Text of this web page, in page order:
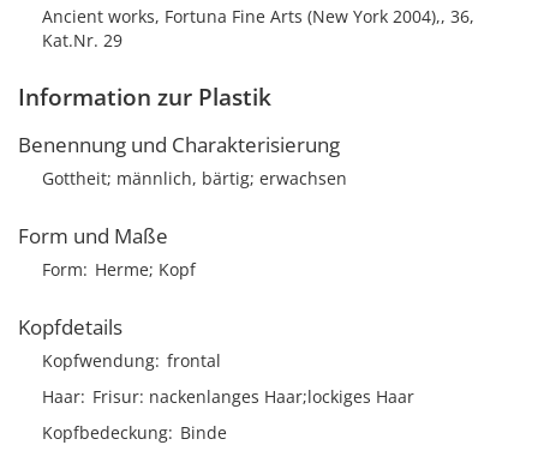
Ancient works, Fortuna Fine Arts (New York 2004),, 36,
Kat.Nr. 29
Information zur Plastik
Benennung und Charakterisierung
Gottheit; männlich, bärtig; erwachsen
Form und Maße
Form Herme; Kopf
Kopfdetails
Kopfwendung frontal
Haar Frisur nackenlanges Haar;lockiges Haar
Kopfbedeckung Binde